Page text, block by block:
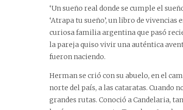
‘Un sueño real donde se cumple el
‘Atrapa tu sueño’, un libro de
curiosa familia argentina que pasó
la pareja quiso vivir una auténtica
fueron naciendo.
Herman se crió con su abuelo, en el
norte del país, a las cataratas. Cuando
grandes rutas. Conoció a Candelaria,